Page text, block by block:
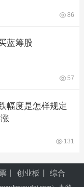
86
蓝筹股
57
幅度是怎样规定
131
创业板 综合